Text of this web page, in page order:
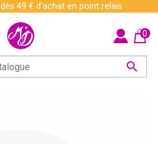
dès 49 € d'achat en point relais

0